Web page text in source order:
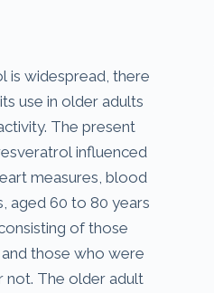
is widespread, there
use in older adults
The present
influenced
measures, blood
aged 60 to 80 years
of those
those who were
not. The older adult